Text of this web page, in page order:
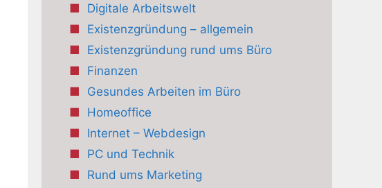
Digitale Arbeitswelt
Existenzgründung – allgemein
Existenzgründung rund ums Büro
Finanzen
Gesundes Arbeiten im Büro
Homeoffice
Internet – Webdesign
PC und Technik
Rund ums Marketing